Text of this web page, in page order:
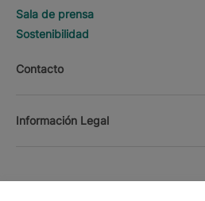
Sala de prensa
Sostenibilidad
Contacto
Información Legal